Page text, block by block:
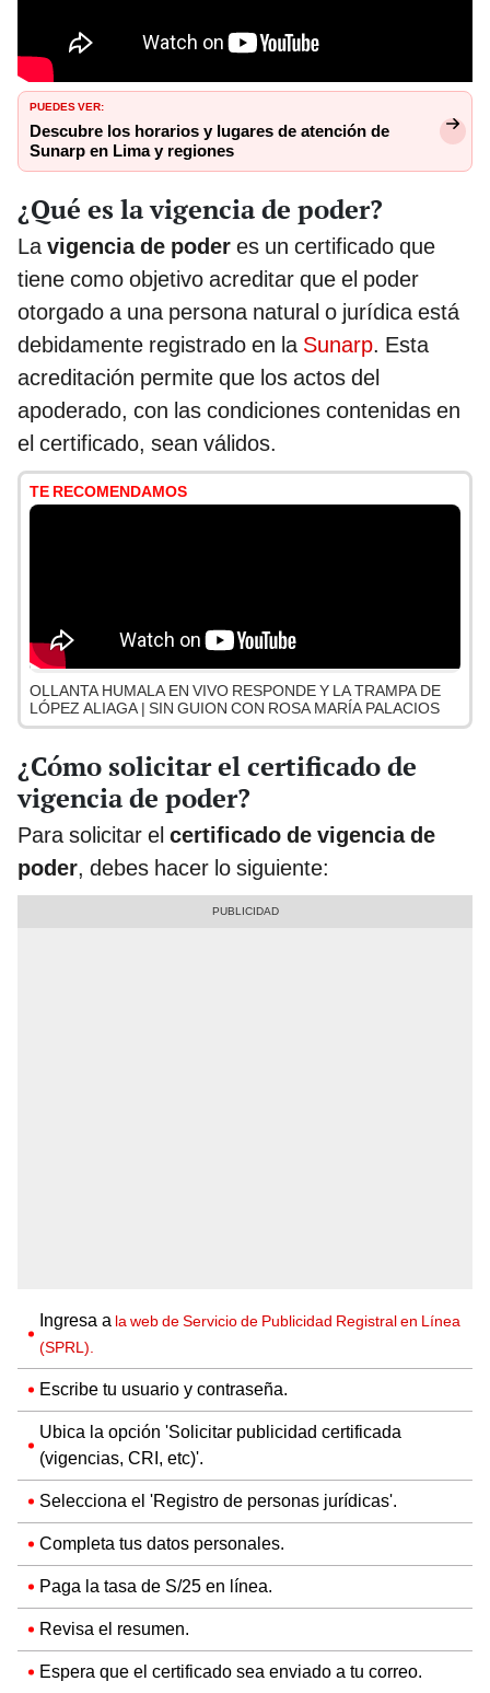
PUEDES VER:
Descubre los horarios y lugares de atención de
Sunarp en Lima y regiones
¿Qué es la vigencia de poder?
Lavigencia de poder es un certificado que
tiene como objetivo acreditar que el poder
otorgado a una persona natural o jurídica está
debidamente registrado en laSunarp. Esta
acreditación permite que los actos del
apoderado, con las condiciones contenidas en
el certificado, sean válidos.
TE RECOMENDAMOS
OLLANTA HUMALA EN VIVO RESPONDE Y LA TRAMPA DE
LÓPEZ ALIAGA | SIN GUION CON ROSA MARÍA PALACIOS
¿Cómo solicitar elcertificado de
vigencia de poder?
Para solicitar el certificado de vigencia de
poder, debes hacer lo siguiente:
Ingresa a la web de Servicio de Publicidad Registral en Línea
(SPRL).
Escribe tu usuario y contraseña.
Ubica la opción 'Solicitar publicidad certificada
(vigencias, CRI, etc)'.
Selecciona el 'Registro de personas jurídicas'.
Completa tus datos personales.
Paga la tasa de S/25 en línea.
Revisa el resumen.
Espera que el certificado sea enviado a tu correo.